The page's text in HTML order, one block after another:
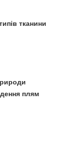
тканини
плям